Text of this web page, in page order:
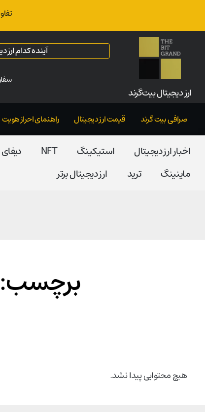
ارز‌ دیجیتال بیت‌گرند
آینده کدام
صرافی بیت گرند قیمت ارز دیجیتال راهنمای احراز هویت
اخبار ارز دیجیتال استیکینگ NFT دیفای
ماینینگ
ترید ارز دیجیتال برتر
برچسب:
هیچ محتوایی پیدا نشد.